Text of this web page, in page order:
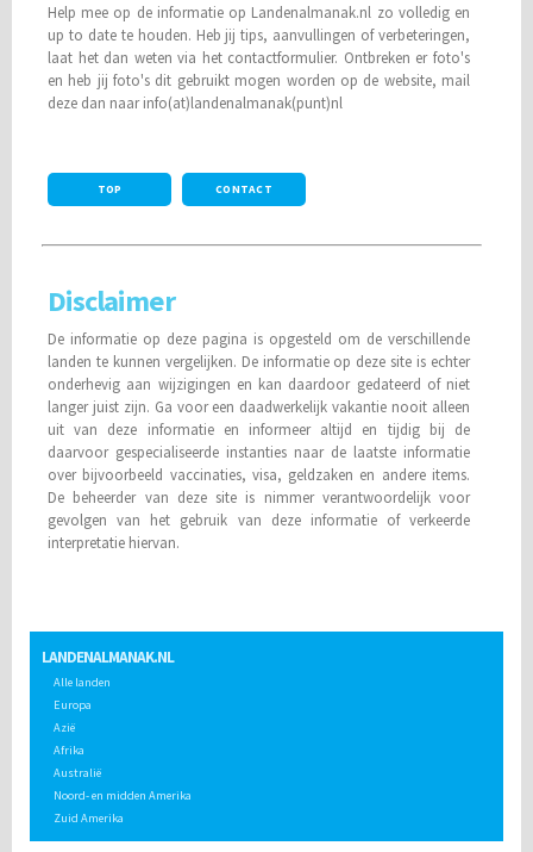
Help mee op de informatie op Landenalmanak.nl zo volledig en
up to date te houden. Heb jij tips, aanvullingen of verbeteringen,
laat het dan weten via het contactformulier. Ontbreken er foto's
en heb jij foto's dit gebruikt mogen worden op de website, mail
deze dan naar info(at)landenalmanak(punt)nl
TOP CONTACT
Disclaimer
De informatie op deze pagina is opgesteld om de verschillende
landen te kunnen vergelijken. De informatie op deze site is echter
onderhevig aan wijzigingen en kan daardoor gedateerd of niet
langer juist zijn. Ga voor een daadwerkelijk vakantie nooit alleen
uit van deze informatie en informeer altijd en tijdig bij de
daarvoor gespecialiseerde instanties naar de laatste informatie
over bijvoorbeeld vaccinaties, visa, geldzaken en andere items.
De beheerder van deze site is nimmer verantwoordelijk voor
gevolgen van het gebruik van deze informatie of verkeerde
interpretatie hiervan.
LANDENALMANAK.NL
Alle landen
Europa
Azië
Afrika
Australië
Noord- en midden Amerika
Zuid Amerika